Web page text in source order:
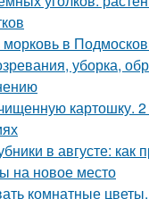
морковь в
уборка,
картошку.
в августе: как
на новое место
комнатные